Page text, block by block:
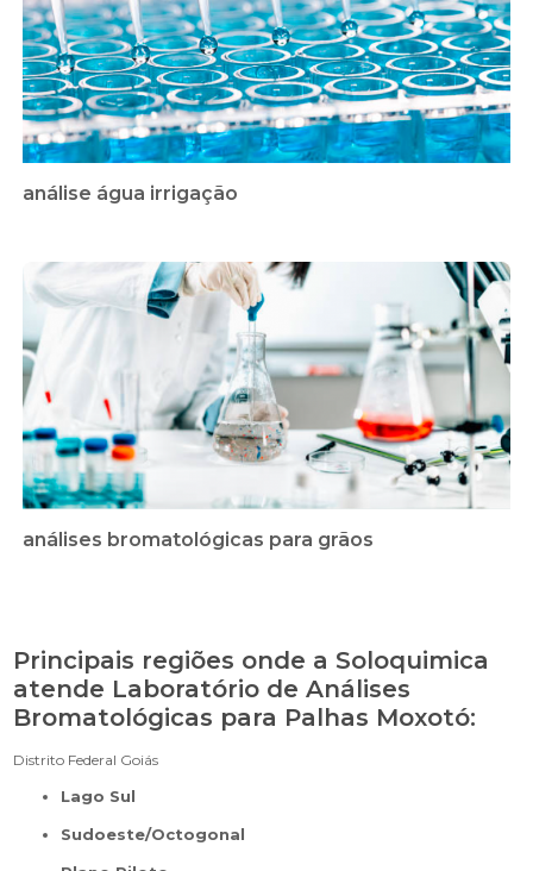
análise água irrigação
análises bromatológicas para grãos
Principais regiões onde a Soloquimica
atende Laboratório de Análises
Bromatológicas para Palhas Moxotó:
Distrito Federal Goiás
Lago Sul
Sudoeste/Octogonal